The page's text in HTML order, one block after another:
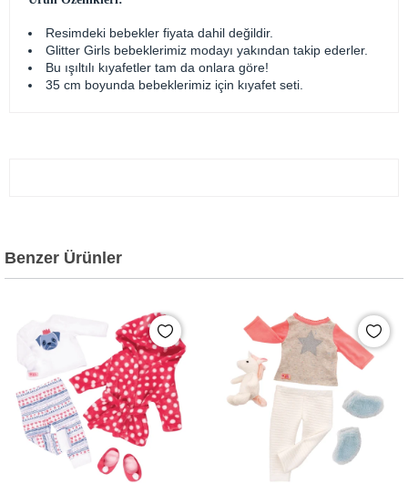
Resimdeki bebekler fiyata dahil değildir.
Glitter Girls bebeklerimiz modayı yakından takip ederler.
Bu ışıltılı kıyafetler tam da onlara göre!
35 cm boyunda bebeklerimiz için kıyafet seti.
Benzer Ürünler